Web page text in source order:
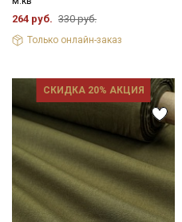
264 руб. 330 руб.
Только онлайн-заказ
СКИДКА 20% АКЦИЯ